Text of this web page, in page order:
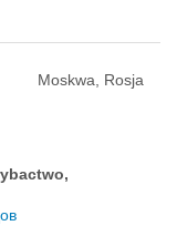
Moskwa, Rosja